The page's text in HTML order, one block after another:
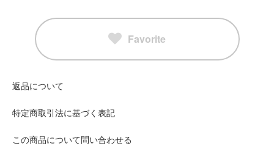
Favorite
返品について
特定商取引法に基づく表記
この商品について問い合わせる